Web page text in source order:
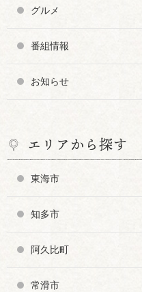
グルメ
番組情報
お知らせ
エリアから探す
東海市
知多市
阿久比町
常滑市